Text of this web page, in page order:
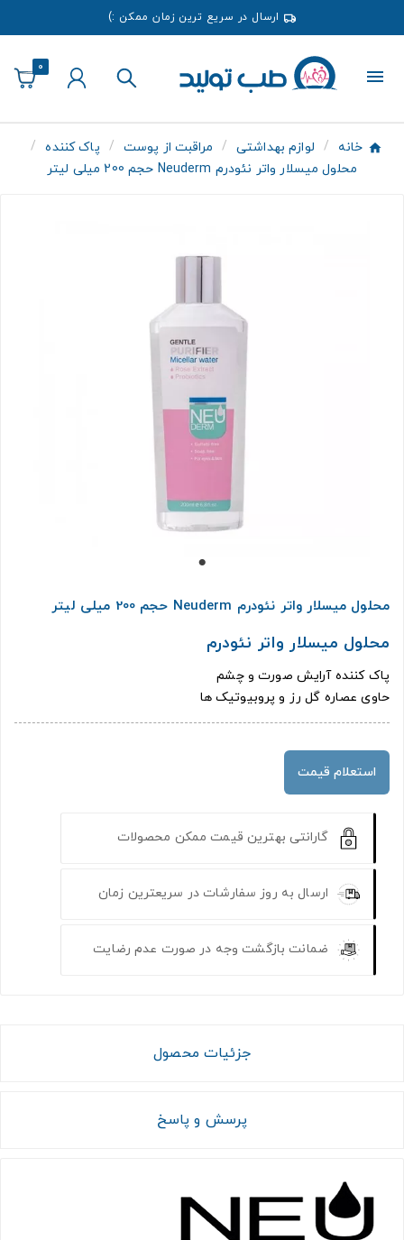
ارسال در سریع ترین زمان ممکن :)
0
خانه لوازم بهداشتی مراقبت از پوست
پاک کننده
محلول میسلار واتر نئودرم Neuderm حجم 200 میلی لیتر
محلول میسلار واتر نئودرم Neuderm حجم 200 میلی لیتر
محلول میسلار واتر نئودرم
پاک کننده آرایش صورت و چشم
حاوی عصاره گل رز و پروبیوتیک ها
استعلام قیمت
گارانتی بهترین قیمت ممکن محصولات
ارسال به روز سفارشات در سریعترین زمان
ضمانت بازگشت وجه در صورت عدم رضایت
جزئیات محصول
پرسش و پاسخ